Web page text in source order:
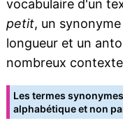
vocabulaire d'un
petit, un
longueur et un
nombreux
Les termes
alphabétique et non